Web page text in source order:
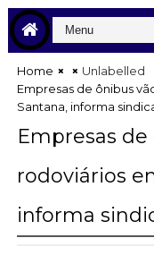
Home
Unlabelled
Empresas de ônibus
Santana, informa
Empresas
rodoviários
informa